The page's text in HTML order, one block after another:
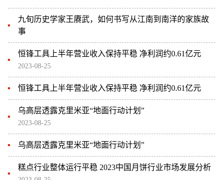
九旬历史学家王赓武，如何书写从江南到南洋的家族故
事
恒锋工具上半年营业收入保持平稳 净利润约0.61亿元
2023-08-25
恒锋工具上半年营业收入保持平稳 净利润约0.61亿元
乌高层透露克里米亚“地面行动计划”
2023-08-25
乌高层透露克里米亚“地面行动计划”
糕点行业整体运行平稳 2023中国月饼行业市场发展分析